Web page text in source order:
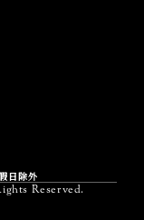
日除外
Reserved.